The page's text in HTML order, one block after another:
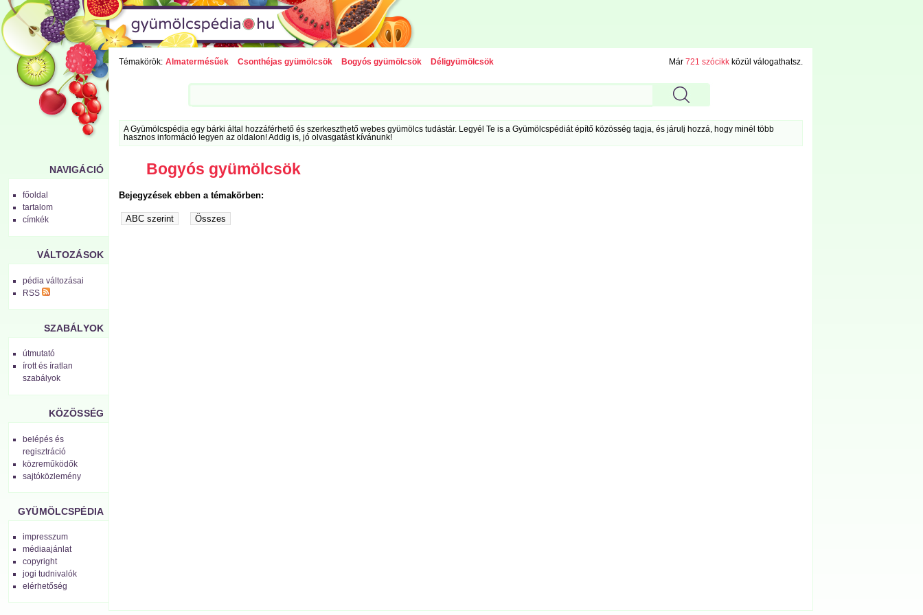
NAVIGÁCIÓ
főoldal
tartalom
címkék
VÁLTOZÁSOK
pédia változásai
RSS
SZABÁLYOK
útmutató
írott és íratlan
szabályok
KÖZÖSSÉG
belépés és
regisztráció
közreműködők
sajtóközlemény
GYÜMÖLCSPÉDIA
impresszum
médiaajánlat
copyright
jogi tudnivalók
elérhetőség
Témakörök: Almatermésűek Csonthéjas gyümölcsök Bogyós gyümölcsök Déligyümölcsök Már 721 szócikkközül válogathatsz.
A Gyümölcspédia egy bárki által hozzáférhető és szerkeszthető webes gyümölcs tudástár. Legyél Te is a Gyümölcspédiát építő közösség tagja, és járulj hozzá, hogy minél több
hasznos információ legyen az oldalon! Addig is, jó olvasgatást kívánunk!
Bogyós gyümölcsök
Bejegyzések ebben a témakörben: